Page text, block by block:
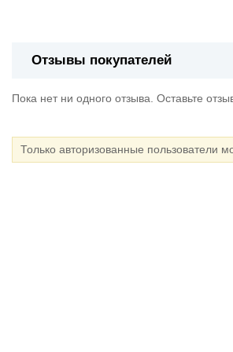
Отзывы покупателей
Пока нет ни одного отзыва. Оставьте
Только авторизованные пользователи